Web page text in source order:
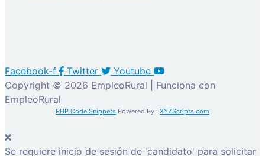
Facebook-f Twitter
Youtube
Copyright © 2026 EmpleoRural | Funciona con
EmpleoRural
PHP Code Snippets Powered By : XYZScripts.com
Se requiere inicio de sesión de 'candidato' para solicitar